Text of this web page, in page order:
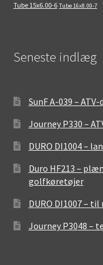
Tube 15x6.00-6 Tube 16x8.00-7
Seneste indlæg
SunF A-039 –
Journey P330 –
DURO DI1004 –
Duro HF213 –
golfkøretøjer
DURO DI1007 –
Journey P3048 –